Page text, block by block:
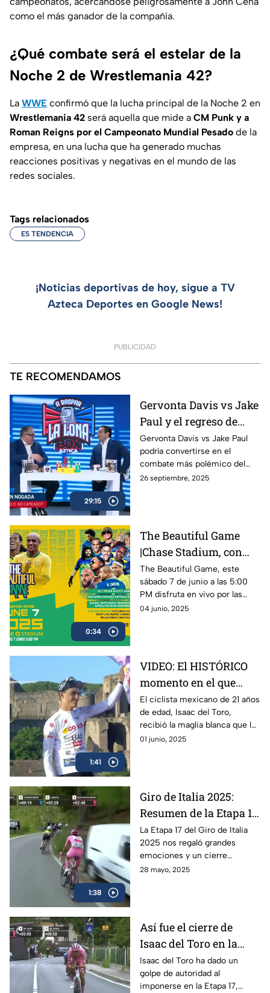
como el más ganador de la compañía.
¿Qué combate será el estelar de la
Noche 2 de Wrestlemania 42?
La WWE confirmó que la lucha principal de la Noche 2 en
Wrestlemania 42 será aquella que mide a CM Punk y a
Roman Reigns por el Campeonato Mundial Pesado de la
empresa, en una lucha que ha generado muchas
reacciones positivas y negativas en el mundo de las
redes sociales.
Tags relacionados
ES TENDENCIA
¡Noticias deportivas de hoy, sigue a TV
Azteca Deportes en Google News!
PUBLICIDAD
TE RECOMENDAMOS
29:15
Gervonta Davis vs Jake
Paul y el regreso de
Ryan García | A Raspar
La Lona
Gervonta Davis vs Jake Paul
podría convertirse en el
combate más polémico del
año, mientras Ryan García
26 septiembre, 2025
0:34
The Beautiful Game
|Chase Stadium, con
Ronaldinho y Roberto
Carlos | 7 de junio a las
5:00 PM
The Beautiful Game, este
sábado 7 de junio a las 5:00
PM disfruta en vivo por las
plataformas de Azteca
04 junio, 2025
1:41
VIDEO: El HISTÓRICO
momento en el que
Isaac del Toro recibe la
Maglia Blanca en el
Giro de Italia 2025
El ciclista mexicano de 21 años
de edad, Isaac del Toro,
recibió la maglia blanca que lo
acredita como el mejor menor
01 junio, 2025
1:38
Giro de Italia 2025:
Resumen de la Etapa 17
y el triunfo de Isaac del
Toro
La Etapa 17 del Giro de Italia
2025 nos regaló grandes
emociones y un cierre
espectacular, en donde el líder
28 mayo, 2025
Así fue el cierre de
Isaac del Toro en la
Etapa 17 del Giro de
Italia
Isaac del Toro ha dado un
golpe de autoridad al
imponerse en la Etapa 17,